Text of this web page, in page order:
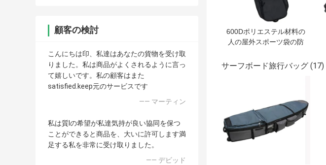
顧客の検討
こんにちは印、私達はあなたの貨物を受け取
りました。私は商品がよくされるように言っ
て嬉しいです。私の顧客はまた
satisfied.keep元のサービスです
—— マーティン
私は質Iの希望が私達気持が良い協同を保つ
ことができると商品を、大いに許可します満
足する私を非常に受け取りました。
—— デビッド
600Dポリエステル材料の
人の屋外スポーツ袋の防
サーフボード旅行バッグ (17)